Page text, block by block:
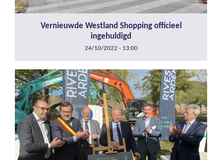
Vernieuwde Westland Shopping officieel
ingehuldigd
24/10/2022 - 13:00